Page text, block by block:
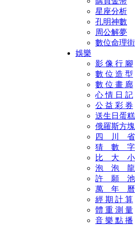
星座分析
孔明神數
周公解夢
數位命理街
娛樂
影 像 行 腳
數 位 造 型
數 位 畫 廊
心 情 日 記
公 益 彩 券
送生日蛋糕
俄羅斯方塊
四 川 省
猜 數 字
比 大 小
泡 泡 龍
許 願 池
萬 年 曆
經 期 計 算
體 重 測 量
音 樂 點 播